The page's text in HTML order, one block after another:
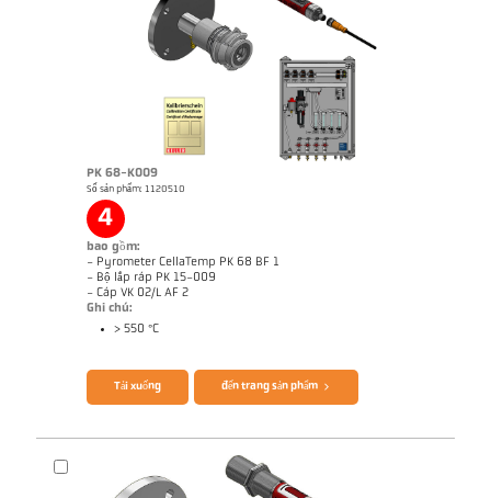
Ghi chú ứng dụng CellaCombustion
Báo cáo kỹ thuật Optical temperature
measurement in combustion plants
Bản vẻ PK 68-K008
PK 68-K009
Số sản phẩm: 1120510
4
bao gồm:
- Pyrometer CellaTemp PK 68 BF 1
- Bộ lắp ráp PK 15-009
- Cáp VK 02/L AF 2
Ghi chú:
> 550 °C
Questionnaire CellaCombustion
Tải xuống đến trang sản phẩm